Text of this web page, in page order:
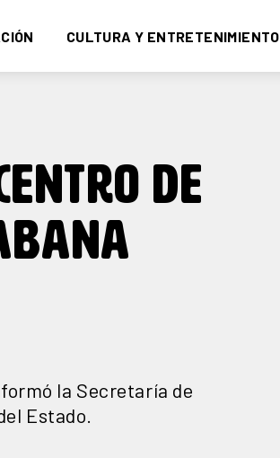
CULTURA Y ENTRETENIMIENTO
DE
la Secretaría de
Estado.